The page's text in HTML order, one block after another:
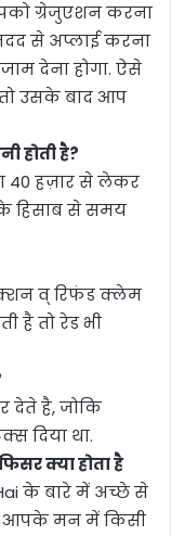
ग्रेजुएशन करना
से अप्लाई करना
देना होगा. ऐसे
उसके बाद आप
होती है?
हज़ार से लेकर
हिसाब से समय
व् रिफंड क्लेम
है तो रेड भी
देते है, जोकि
दिया था.
क्या होता है
के बारे में अच्छे से
आपके मन में किसी